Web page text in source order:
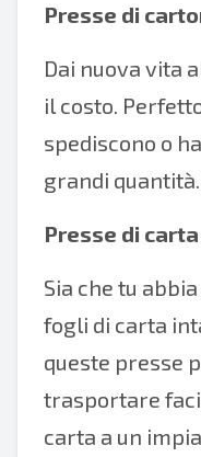
Presse di
Dai nuova vita
il costo.
spediscono o
grandi quantità.
Presse di carta
Sia che tu
fogli di carta
queste presse
trasportare
carta a un